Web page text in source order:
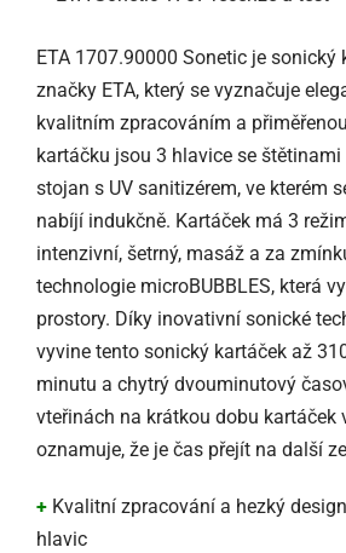
ETA 1707.90000 Sonetic je sonický
značky ETA, který se vyznačuje
kvalitním zpracováním a
kartáčku jsou 3 hlavice se
stojan s UV sanitizérem, ve kterém
nabíjí indukčně. Kartáček má 3
intenzivní, šetrný, masáž a za
technologie microBUBBLES, která
prostory. Díky inovativní sonické
vyvine tento sonický kartáček až
minutu a chytrý dvouminutový
vteřinách na krátkou dobu kartáček
oznamuje, že je čas přejít na další
+ Kvalitní zpracování a hezký
hlavic